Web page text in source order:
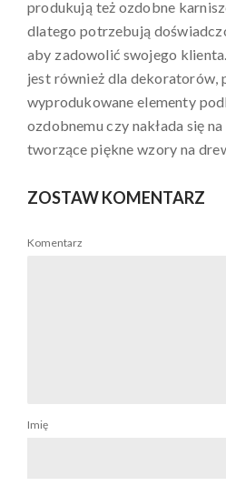
produkują też ozdobne
dlatego potrzebują
aby zadowolić swojego
jest również dla dekoratorów,
wyprodukowane elementy
ozdobnemu czy nakłada się
tworzące piękne wzory na
ZOSTAW KOMENTARZ
Komentarz
Imię